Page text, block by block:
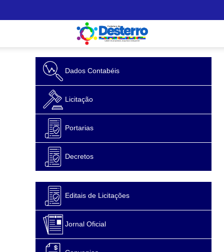
Dados Contabéis
Licitação
Portarias
Decretos
Editais de Licitações
Jornal Oficial